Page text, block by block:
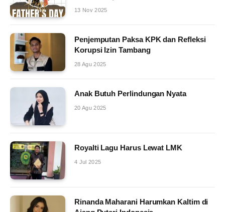
13 Nov 2025
Penjemputan Paksa KPK dan Refleksi
Korupsi Izin Tambang
28 Agu 2025
Anak Butuh Perlindungan Nyata
20 Agu 2025
Royalti Lagu Harus Lewat LMK
4 Jul 2025
Rinanda Maharani Harumkan Kaltim di